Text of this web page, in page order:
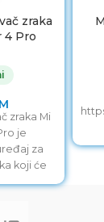
zraka
4 Pro
zraka Mi
je
za
koji će
čist